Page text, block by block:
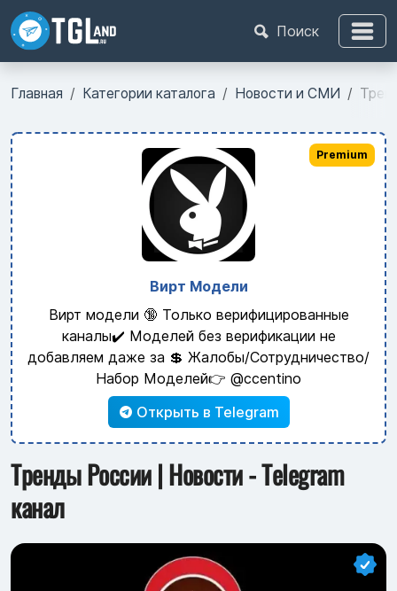
Поиск
Главная Категории каталога Новости и СМИ
Вирт Модели
Вирт модели 🔞 Только верифицированные
каналы✔️ Моделей без верификации не
добавляем даже за 💲 Жалобы/Сотрудничество/
Набор Моделей👉 @ccentino
Открыть в Telegram
Premium
Тренды России | Новости - Telegram
канал